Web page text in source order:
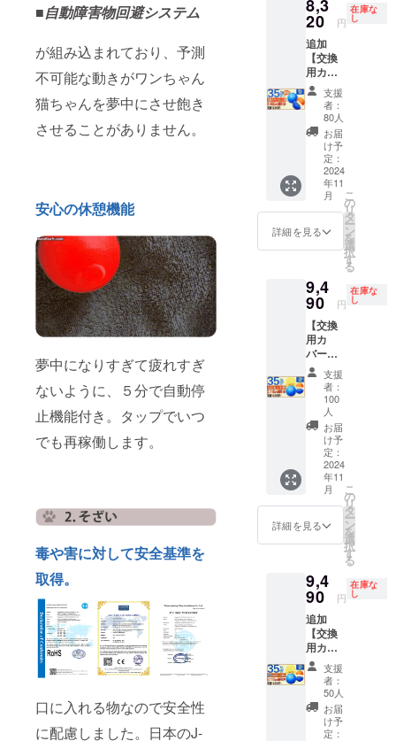
■自動障害物回避システム
が組み込まれており、予測
不可能な動きがワンちゃん
猫ちゃんを夢中にさせ飽き
させることがありません。
安心の休憩機能
夢中になりすぎて疲れすぎ
ないように、５分で自動停
止機能付き。タップでいつ
でも再稼働します。
毒や害に対して安全基準を
取得。
口に入れる物なので安全性
に配慮しました。日本のJ-
問合せ
くださ
い。
トボー
ルで運
動不足
解消
ポータ
ブル商
品で多
機能
ペット
用おも
ちゃ
LEDラ
イトと
予測不
能な動
猫を刺
激 毒や
安全基
準を取
得 ギフ
ト（プ
レゼン
ト）と
しても
使えま
す。 ※
製造状
況によ
り出荷
時期が
遅れる
場合が
ござい
※適格請
求書発
者登録
番号の
記載の
あるイ
ンボイ
スが必
要な場
合は、
直接お
問合せ
くださ
い。
遅れる
場合が
ござい
ます。
※適格請
求書発
行事業
者登録
番号の
記載の
あるイ
ンボイ
スが必
要な場
合は、
直接お
ちゃ
LEDラ
イトと
予測不
能な動
きで犬
猫を刺
激 毒や
害に対
しての
安全基
準を取
得 ギフ
ト（プ
レゼン
ト）と
しても
使えま
製造状
況によ
り出荷
時期が
遅れる
場合が
ござい
ます。
※適格請
求書発
行事業
者登録
番号の
記載の
あるイ
ンボイ
スが必
要な場
くださ
い。
ルで運
動不足
解消
ポータ
ブル商
品で多
機能
ペット
用おも
ちゃ
LEDラ
イトと
予測不
能な動
きで犬
猫を刺
激 毒や
害に対
安全基
準を取
得 ギフ
ト（プ
レゼン
ト）と
しても
使えま
す。 ※
製造状
況によ
り出荷
時期が
遅れる
場合が
ござい
ます。
※適格請
求書発
行事業
番号の
記載の
あるイ
ンボイ
スが必
要な場
合は、
直接お
問合せ
くださ
い。
バー
（定価
1,800
円） × 1
個 【配
送時
期】
CAMPF
IREの仕
様上11
月とし
ており
ますが
支援月
の翌月
送処理
させて
猫の気
分転換
用、マ
ンショ
ンでご
近所さ
んへの
音が気
になる
方向け
カバー
付き 室
内でも
公園で
も使え
る便利
グッズ
AI搭載
ガ
トボー
ルで運
動不足
解消
ポータ
ブル商
品で多
機能
ペット
用おも
ちゃ
LEDラ
送料
込）
【内
容】
■BLING
！
BANG
BALL（
定価
10,800
円）× 1
個 └
USB充
電ケー
ブル × 1
個
■BLING
！BALL
交換カ
バー
（定価
2,000
円） × 1
個 【配
送時
期】
CAMPF
IREの仕
様上11
月とし
ており
ますが
支援月
には配
送処理
す。 室
内でも
公園で
も使え
る便利
グッズ
AI搭載
ジェッ
トボー
ルで運
8,3
20 円
在庫な
し
追加
【交換
用カ
バー付
きセッ
ト割
35％OF
F】80名
限定 割
引 35％
ＯＦＦ
コース
定価
12,800
円
→8,320
（税・
送料
込）
【内
容】
■BLING
！
BANG
BALL（
定価
10,800
円）× 1
個 └
USB充
電ケー
ブル × 1
個
■BLING
！BALL
交換カ
バー
（定価
2,000
円） × 1
個 【配
送時
期】
CAMPF
IREの仕
様上11
支援
者：
80人
お届
け予
定：
2024
年11
月
詳細を見る
こ
の
リ
タ
ー
ン
を
選
択
す
る
9,4
90 円
在庫な
し
【交換
用カ
バー＆
布カ
バー付
きセッ
ト割
35％OF
F】100
名限定
割引
35％Ｏ
ＦＦ
コース
定価
円
（税・
送料
込）
【内
容】
■BLING
BANG
！
BALL（
定価
支援
者：
100
人
お届
け予
定：
2024
年11
月
詳細を見る
こ
の
リ
タ
ー
ン
を
選
択
す
る
9,4
90 円
在庫な
し
追加
【交換
用カ
バー＆
布カ
バー付
き３点
セット
支援
者：
50人
お届
け予
定：